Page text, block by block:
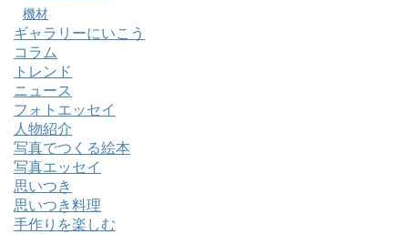
機材
ギャラリーにいこう
コラム
トレンド
ニュース
フォトエッセイ
人物紹介
写真でつくる絵本
写真エッセイ
思いつき
思いつき料理
手作りを楽しむ